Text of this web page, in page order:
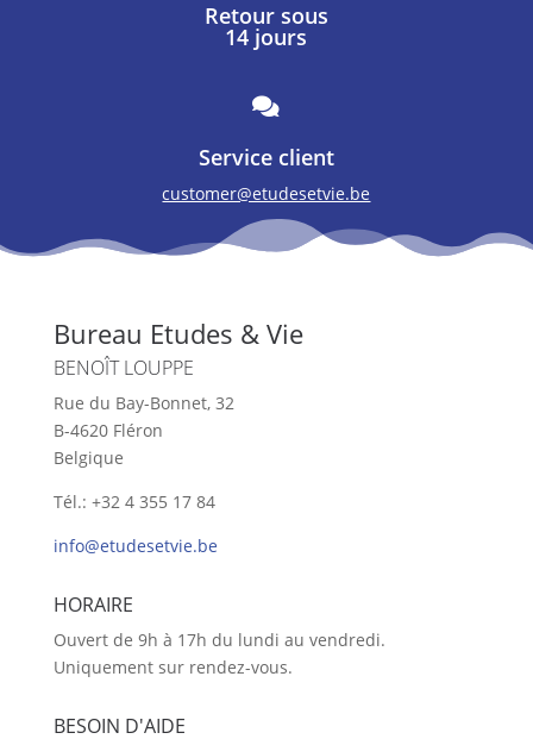
Retour sous
14 jours

Service client
customer@etudesetvie.be
Bureau Etudes & Vie
BENOÎT LOUPPE
Rue du Bay-Bonnet, 32
B-4620 Fléron
Belgique
Tél.: +32 4 355 17 84
info@etudesetvie.be
HORAIRE
Ouvert de 9h à 17h du lundi au vendredi.
Uniquement sur rendez-vous.
BESOIN D'AIDE